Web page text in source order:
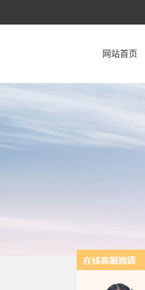
网站首页